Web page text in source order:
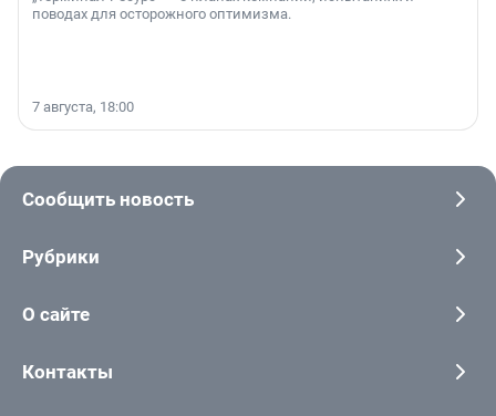
поводах для осторожного оптимизма.
7 августа, 18:00
Сообщить новость
Рубрики
О сайте
Контакты